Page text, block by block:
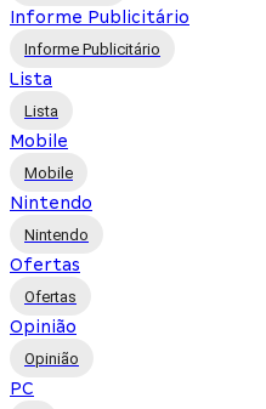
Informe Publicitário
Informe Publicitário
Lista
Lista
Mobile
Mobile
Nintendo
Nintendo
Ofertas
Ofertas
Opinião
Opinião
PC